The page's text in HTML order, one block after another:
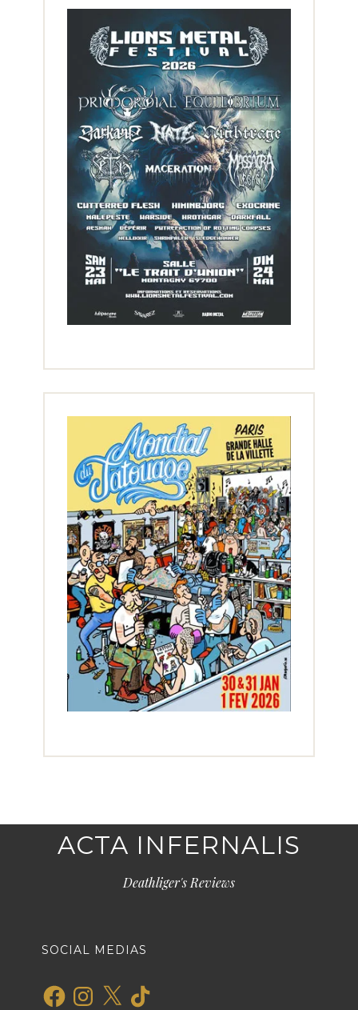
ACTA INFERNALIS
Deathliger's Reviews
SOCIAL MEDIAS
FacebookInstagram
X TikTok